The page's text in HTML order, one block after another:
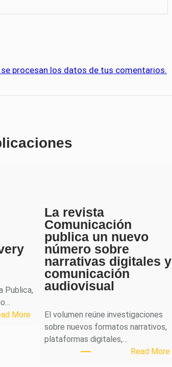
procesan los datos de tus comentarios.
Publica,
More:
La revista
Comunicación
publica un nuevo
número sobre
narrativas digitales y
comunicación
audiovisual
El volumen reúne investigaciones
sobre nuevos formatos narrativos,
plataformas digitales,…
Read More: